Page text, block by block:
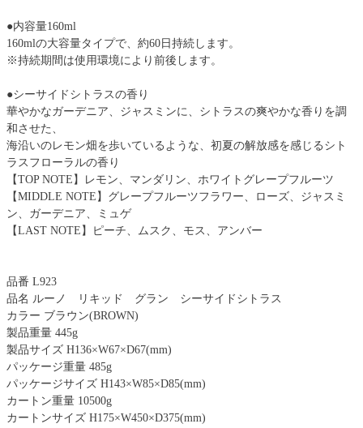
●内容量160ml
160mlの大容量タイプで、約60日持続します。
※持続期間は使用環境により前後します。
●シーサイドシトラスの香り
華やかなガーデニア、ジャスミンに、シトラスの爽やかな香りを調
和させた、
海沿いのレモン畑を歩いているような、初夏の解放感を感じるシト
ラスフローラルの香り
【TOP NOTE】レモン、マンダリン、ホワイトグレープフルーツ
【MIDDLE NOTE】グレープフルーツフラワー、ローズ、ジャスミ
ン、ガーデニア、ミュゲ
【LAST NOTE】ピーチ、ムスク、モス、アンバー
品番 L923
品名 ルーノ リキッド グラン シーサイドシトラス
カラー ブラウン(BROWN)
製品重量 445g
製品サイズ H136×W67×D67(mm)
パッケージ重量 485g
パッケージサイズ H143×W85×D85(mm)
カートン重量 10500g
カートンサイズ H175×W450×D375(mm)